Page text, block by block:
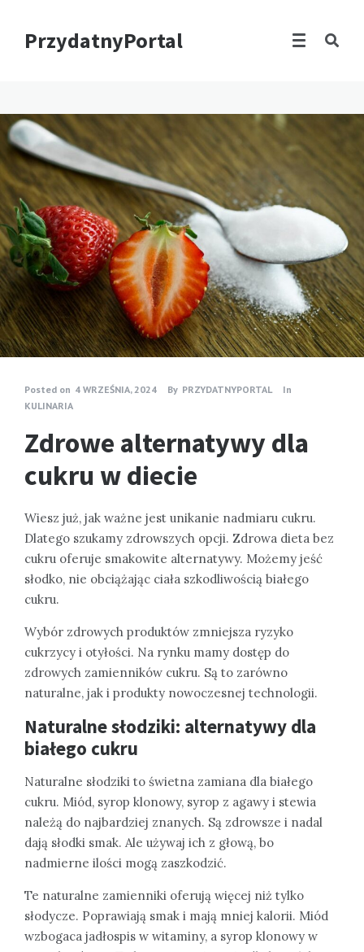
PrzydatnyPortal
Posted on 4 WRZEŚNIA, 2024 By PRZYDATNYPORTAL
In
KULINARIA
Zdrowe alternatywy dla
cukru w diecie
Wiesz już, jak ważne jest unikanie nadmiaru cukru.
Dlatego szukamy zdrowszych opcji. Zdrowa dieta bez
cukru oferuje smakowite alternatywy. Możemy jeść
słodko, nie obciążając ciała szkodliwością białego
cukru.
Wybór zdrowych produktów zmniejsza ryzyko
cukrzycy i otyłości. Na rynku mamy dostęp do
zdrowych zamienników cukru. Są to zarówno
naturalne, jak i produkty nowoczesnej technologii.
Naturalne słodziki: alternatywy dla
białego cukru
Naturalne słodziki to świetna zamiana dla białego
cukru. Miód, syrop klonowy, syrop z agawy i stewia
należą do najbardziej znanych. Są zdrowsze i nadal
dają słodki smak. Ale używaj ich z głową, bo
nadmierne ilości mogą zaszkodzić.
Te naturalne zamienniki oferują więcej niż tylko
słodycze. Poprawiają smak i mają mniej kalorii. Miód
wzbogaca jadłospis w witaminy, a syrop klonowy w